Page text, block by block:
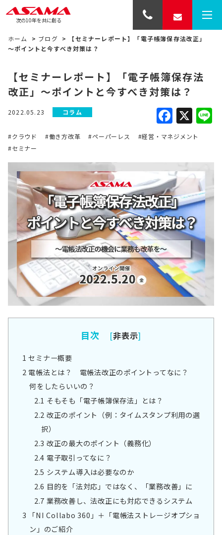
次の10年を共に創る
ホーム > ブログ >
【セミナーレポート】「電子帳簿保存法改正」
～ポイントと今すべき対策は？
【セミナーレポート】「電子帳簿保存法
改正」～ポイントと今すべき対策は？
2022.05.23 コラム X
#クラウド #働き方改革 #ペーパーレス
#経営・マネジメント
#セミナー
目次 [非表示]
1 セミナー概要
2 電帳法とは？ 電帳法改正のポイントってなに？
何をしたらいいの？
2.1 そもそも「電子帳簿保存法」とは？
2.2 改正のポイント（例：タイムスタンプ利用の選
択）
2.3 改正の最大のポイント（義務化）
2.4 電子取引ってなに？
2.5 システム導入は必要なのか
2.6 目的を「法対応」ではなく、「業務改善」に
2.7 業務改善し、法改正にも対応できるシステム
3 「NI Collabo 360」＋「電帳法ストレージオプショ
ン」のご紹介